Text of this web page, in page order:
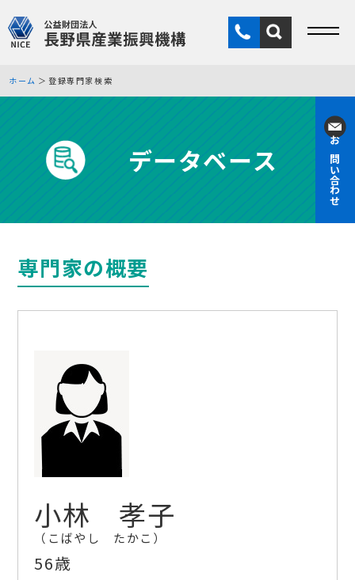
お問い合わせ
ホーム 登録専門家検索
データベース
専門家の概要
小林 孝子
こばやし たかこ
56歳